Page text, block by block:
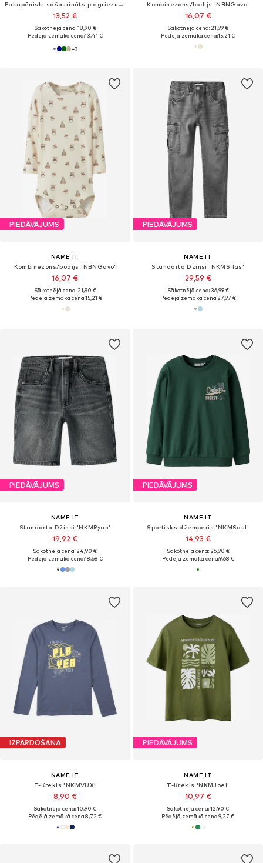
Pakapēniski sašaurināts piegriezums Bikses 'NMMVimo'
13,52 €
Sākotnējā cena: 18,90 €
Pēdējā zemākā cena:13,41 €
+3
Kombinezons/bodijs 'NBNGavo'
16,07 €
Sākotnējā cena: 21,99 €
Pēdējā zemākā cena:15,21 €
PIEDĀVĀJUMS
NAME IT
Kombinezons/bodijs 'NBNGavo'
16,07 €
Sākotnējā cena: 21,90 €
Pēdējā zemākā cena:15,21 €
PIEDĀVĀJUMS
NAME IT
Standarta Džinsi 'NKMSilas'
29,59 €
Sākotnējā cena: 36,99 €
Pēdējā zemākā cena:27,97 €
PIEDĀVĀJUMS
NAME IT
Standarta Džinsi 'NKMRyan'
19,92 €
Sākotnējā cena: 24,90 €
Pēdējā zemākā cena:18,68 €
PIEDĀVĀJUMS
NAME IT
Sportisks džemperis 'NKMSaul'
14,93 €
Sākotnējā cena: 26,90 €
Pēdējā zemākā cena:9,68 €
IZPĀRDOŠANA
NAME IT
T-Krekls 'NKMVUX'
8,90 €
Sākotnējā cena: 10,90 €
Pēdējā zemākā cena:8,72 €
PIEDĀVĀJUMS
NAME IT
T-Krekls 'NKMJoel'
10,97 €
Sākotnējā cena: 12,90 €
Pēdējā zemākā cena:9,27 €